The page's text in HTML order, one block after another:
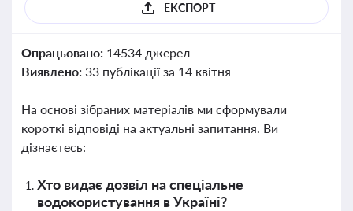
ЕКСПОРТ
Опрацьовано: 14534 джерел
Виявлено: 33 публікації за 14 квітня
На основі зібраних матеріалів ми сформували
короткі відповіді на актуальні запитання. Ви
дізнаєтесь:
Хто видає дозвіл на спеціальне
водокористування в Україні?